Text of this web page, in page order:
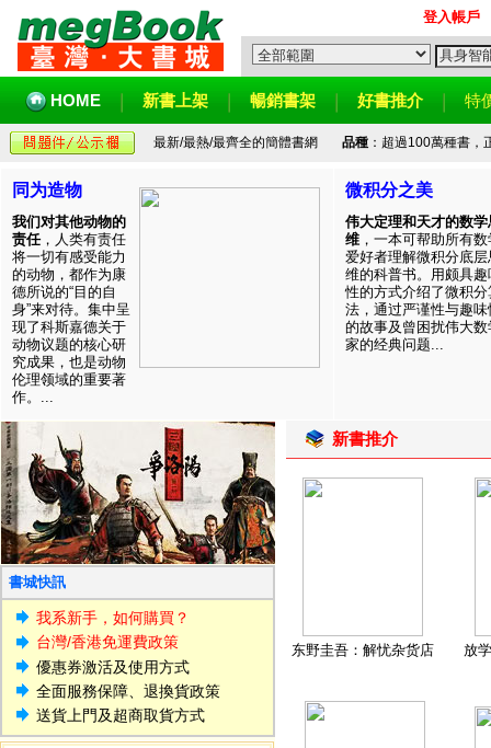
登入帳戶
HOME 新書上架 暢銷書架 好書推介 特
最新/最熱/最齊全的簡體書網 品種：超過100萬種書，
同为造物
我们对其他动物的
责任，人类有责任
将一切有感受能力
的动物，都作为康
德所说的“目的自
身”来对待。集中呈
现了科斯嘉德关于
动物议题的核心研
究成果，也是动物
伦理领域的重要著
作。...
微积分之美
伟大定理和天才的数学
维 ，一本可帮助所有数
爱好者理解微积分底层
维的科普书。用颇具趣
性的方式介绍了微积分
法，通过严谨性与趣味
的故事及曾困扰伟大数
家的经典问题...
書城快訊
我系新手，如何購買？
台灣/香港免運費政策
優惠券激活及使用方式
全面服務保障、退換貨政策
送貨上門及超商取貨方式
新書推介
东野圭吾：解忧杂货店 放